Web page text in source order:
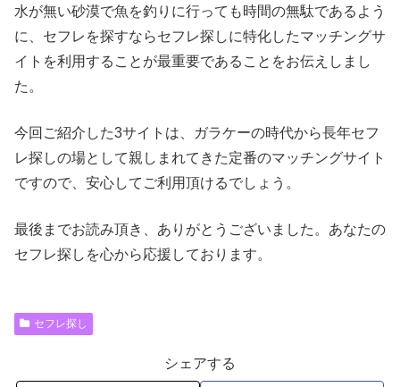
水が無い砂漠で魚を釣りに行っても時間の無駄であるよう
に、セフレを探すならセフレ探しに特化したマッチングサ
イトを利用することが最重要であることをお伝えしまし
た。
今回ご紹介した3サイトは、ガラケーの時代から長年セフ
レ探しの場として親しまれてきた定番のマッチングサイト
ですので、安心してご利用頂けるでしょう。
最後までお読み頂き、ありがとうございました。あなたの
セフレ探しを心から応援しております。
セフレ探し
シェアする